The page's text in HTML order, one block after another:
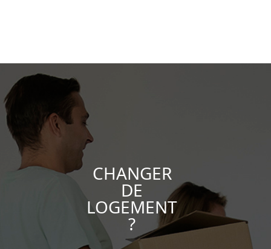
CHANGER
DE
LOGEMENT
?